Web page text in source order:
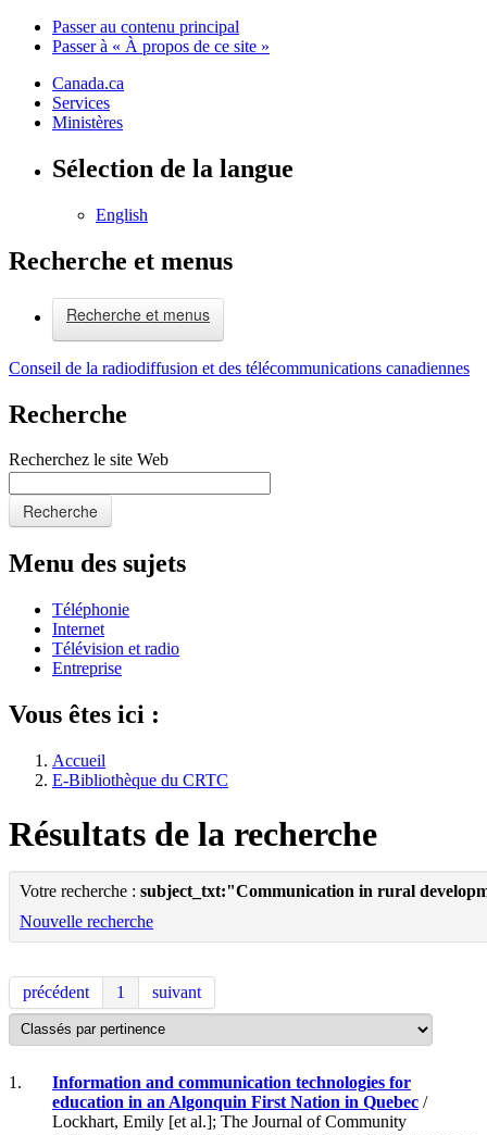
Passer au contenu principal
Passer à « À propos de ce site »
Canada.ca
Services
Ministères
Sélection de la langue
English
Recherche et menus
Recherche et menus
Conseil de la radiodiffusion et des télécommunications canadiennes
Recherche
Recherchez le site Web
Recherche
Menu des sujets
Téléphonie
Internet
Télévision et radio
Entreprise
Vous êtes ici :
Accueil
E-Bibliothèque du CRTC
Résultats de la recherche
Votre recherche : subject_txt:"Communication in rural
Nouvelle recherche
précédent 1 suivant
1.
Information and communication technologies for
education in an Algonquin First Nation in Quebec /
Lockhart, Emily [et al.]; The Journal of Community